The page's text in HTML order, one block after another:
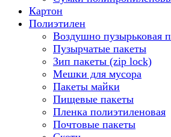
Картон
Полиэтилен
Воздушно пузырьковая
Пузырчатые пакеты
Зип пакеты (zip lock)
Мешки для мусора
Пакеты майки
Пищевые пакеты
Пленка полиэтиленовая
Почтовые пакеты